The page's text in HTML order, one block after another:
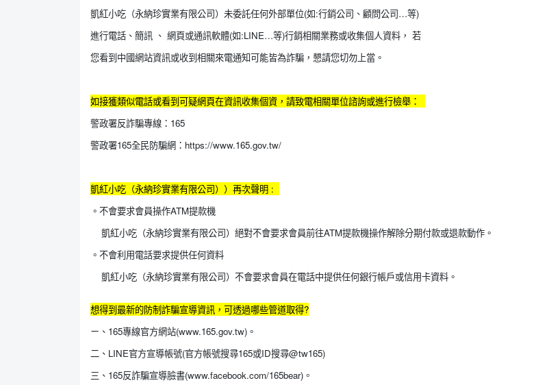
凱紅小吃（永納珍實業有限公司）未委託任何外部單位(如:行銷公司、顧問公司…等)
進行電話、簡訊 、 網頁或通訊軟體(如:LINE…等)行銷相關業務或收集個人資料， 若
您看到中國網站資訊或收到相關來電通知可能皆為詐騙，懇請您切勿上當。
如接獲類似電話或看到可疑網頁在資訊收集個資，請致電相關單位諮詢或進行檢舉：
警政署反詐騙專線：165
警政署165全民防騙網：https://www.165.gov.tw/
凱紅小吃（永納珍實業有限公司））再次聲明 :
。不會要求會員操作ATM提款機
凱紅小吃（永納珍實業有限公司）絕對不會要求會員前往ATM提款機操作解除分期付款或退款動作。
。不會利用電話要求提供任何資料
凱紅小吃（永納珍實業有限公司）不會要求會員在電話中提供任何銀行帳戶或信用卡資料。
想得到最新的防制詐騙宣導資訊，可透過哪些管道取得?
ㄧ、165專線官方網站(www.165.gov.tw)。
二、LINE官方宣導帳號(官方帳號搜尋165或ID搜尋@tw165)
三、165反詐騙宣導臉書(www.facebook.com/165bear)。